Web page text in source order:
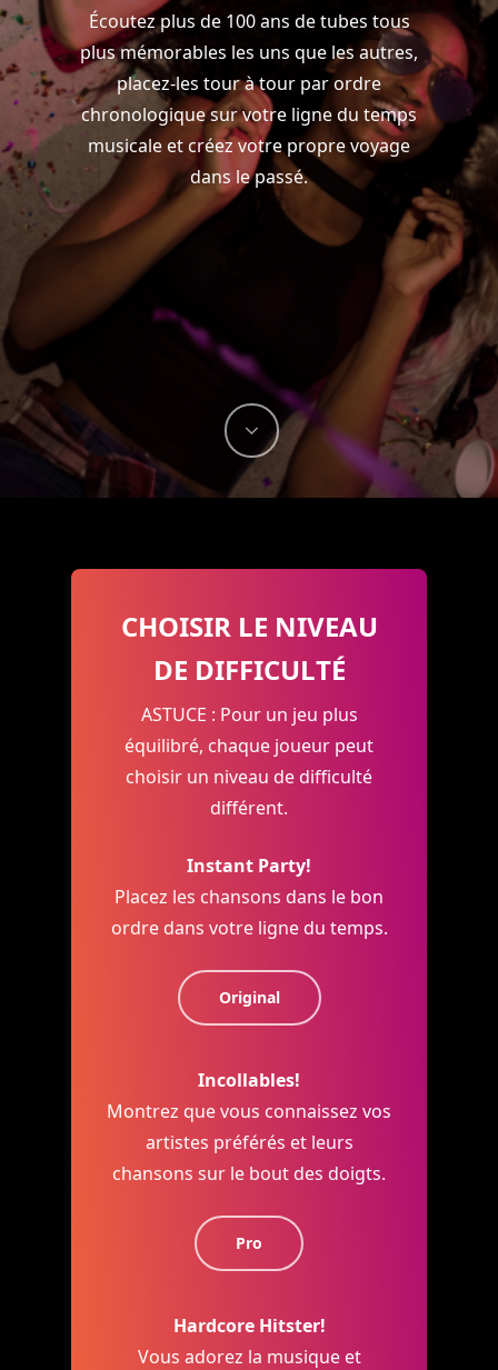
Écoutez plus de 100 ans de tubes tous
plus mémorables les uns que les autres,
placez-les tour à tour par ordre
chronologique sur votre ligne du temps
musicale et créez votre propre voyage
dans le passé.
CHOISIR LE NIVEAU
DE DIFFICULTÉ
ASTUCE : Pour un jeu plus
équilibré, chaque joueur peut
choisir un niveau de difficulté
différent.
Instant Party!
Placez les chansons dans le bon
ordre dans votre ligne du temps.
Original
Incollables!
Montrez que vous connaissez vos
artistes préférés et leurs
chansons sur le bout des doigts.
Pro
Hardcore Hitster!
Vous adorez la musique et